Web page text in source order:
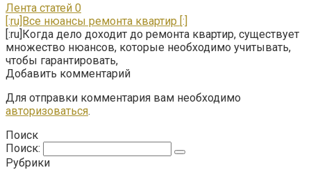
Лента статей 0
[:ru]Все нюансы ремонта квартир [:]
[:ru]Когда дело доходит до ремонта квартир, существует
множество нюансов, которые необходимо учитывать,
чтобы гарантировать,
Добавить комментарий
Для отправки комментария вам необходимо
авторизоваться.
Поиск
Поиск:
Рубрики